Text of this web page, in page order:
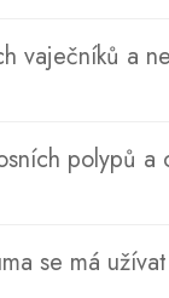
vaječníků a
polypů
se má